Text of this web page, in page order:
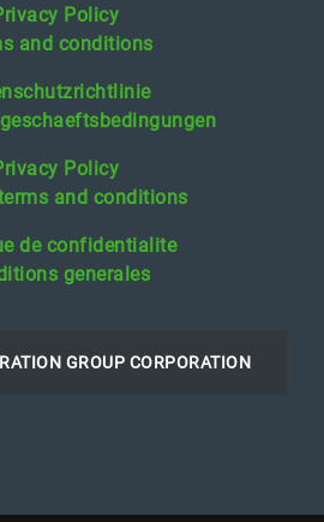
Policy
and conditions
Policy
and conditions
de confidentialite
generales
GROUP CORPORATION